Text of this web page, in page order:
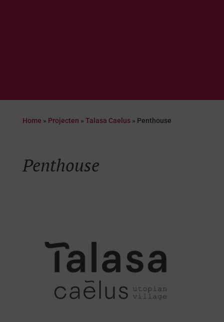
Home » Projecten » Talasa Caelus» Penthouse
Penthouse